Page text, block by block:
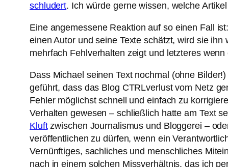
schludert. Ich würde gerne wissen, welche
Eine angemessene Reaktion auf so einen Fall
einen Autor und seine Texte schätzt, wird sie
mehrfach Fehlverhalten zeigt und letzteres
Dass Michael seinen Text nochmal (ohne
geführt, dass das Blog CTRLverlust vom Netz
Fehler möglichst schnell und einfach zu
Verhalten gewesen – schließlich hatte am Text
Kluftzwischen Journalismus und Bloggerei –
veröffentlichen zu dürfen, wenn ein
Vernünftiges, sachliches und menschliches
nach in einem solchen Missverhältnis, das ich